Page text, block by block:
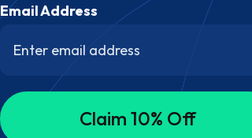
Email Address
Claim 10% Off